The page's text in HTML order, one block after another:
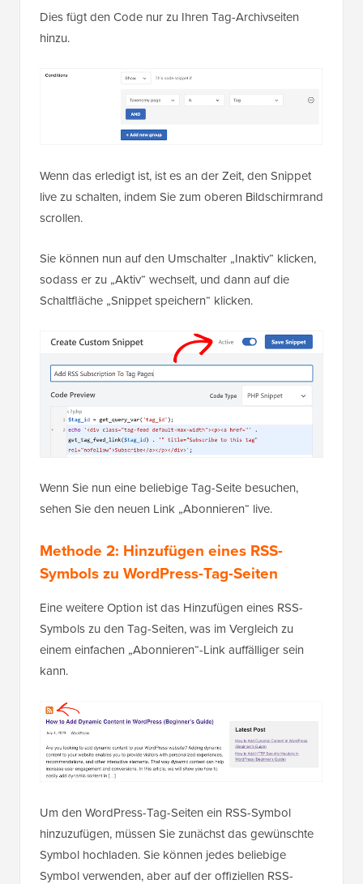
Dies fügt den Code nur zu Ihren Tag-Archivseiten
hinzu.
Wenn das erledigt ist, ist es an der Zeit, den Snippet
live zu schalten, indem Sie zum oberen Bildschirmrand
scrollen.
Sie können nun auf den Umschalter „Inaktiv“ klicken,
sodass er zu „Aktiv“ wechselt, und dann auf die
Schaltfläche „Snippet speichern“ klicken.
Wenn Sie nun eine beliebige Tag-Seite besuchen,
sehen Sie den neuen Link „Abonnieren“ live.
Methode 2: Hinzufügen eines RSS-
Symbols zu WordPress-Tag-Seiten
Eine weitere Option ist das Hinzufügen eines RSS-
Symbols zu den Tag-Seiten, was im Vergleich zu
einem einfachen „Abonnieren“-Link auffälliger sein
kann.
Um den WordPress-Tag-Seiten ein RSS-Symbol
hinzuzufügen, müssen Sie zunächst das gewünschte
Symbol hochladen. Sie können jedes beliebige
Symbol verwenden, aber auf der offiziellen RSS-